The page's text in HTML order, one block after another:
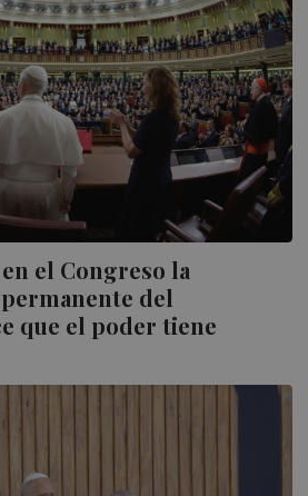
el Congreso la
del
que el poder tiene